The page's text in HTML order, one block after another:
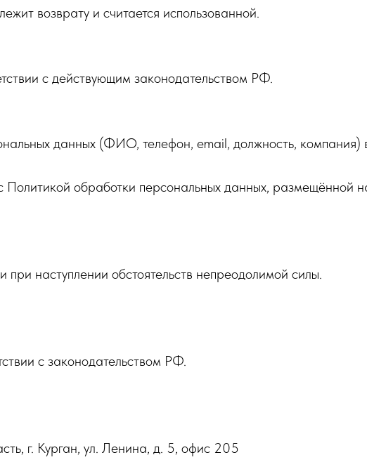
возврату и считается использованной.
с действующим законодательством РФ.
данных (ФИО, телефон, email, должность, компания)
Политикой обработки персональных данных, размещённой
при наступлении обстоятельств непреодолимой силы.
с законодательством РФ.
г. Курган, ул. Ленина, д. 5, офис 205